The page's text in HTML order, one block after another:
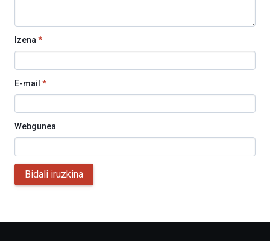
Izena *
E-mail *
Webgunea
Bidali iruzkina